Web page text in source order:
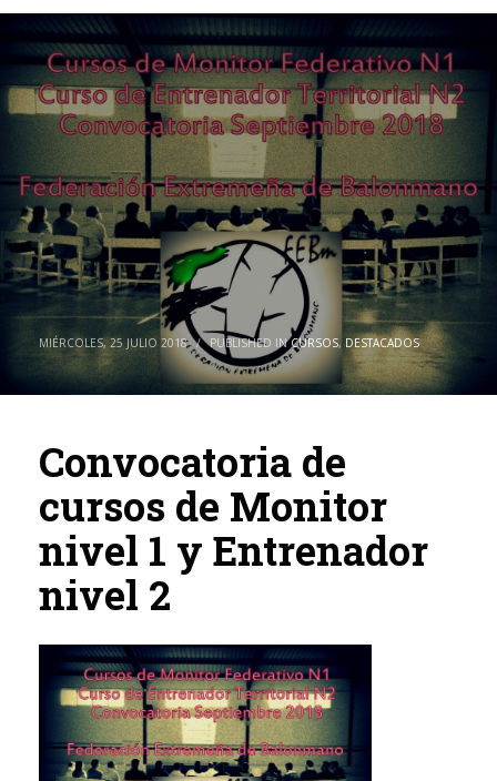
MIÉRCOLES, 25 JULIO 2018 / PUBLISHED INCURSOS, DESTACADOS
Convocatoria de
cursos de Monitor
nivel 1 y Entrenador
nivel 2